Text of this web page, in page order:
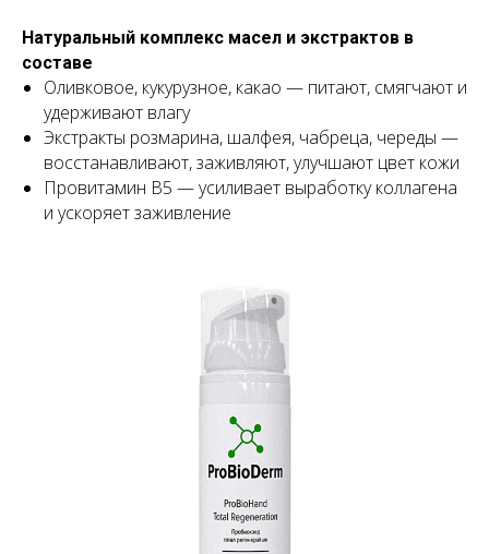
Натуральный комплекс масел и экстрактов в
составе
Оливковое, кукурузное, какао — питают, смягчают и
удерживают влагу
Экстракты розмарина, шалфея, чабреца, череды —
восстанавливают, заживляют, улучшают цвет кожи
Провитамин B5 — усиливает выработку коллагена
и ускоряет заживление